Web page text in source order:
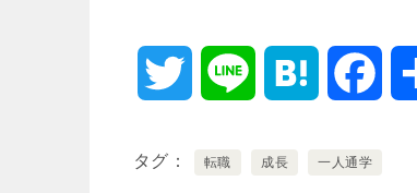
タグ
転職 成長 一人通学